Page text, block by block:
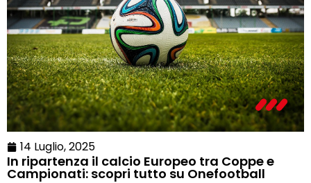
14 Luglio, 2025
In ripartenza il calcio Europeo tra Coppe e
Campionati: scopri tutto su Onefootball